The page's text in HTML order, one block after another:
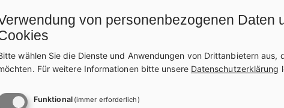
von personenbezogenen Daten
wählen Sie die Dienste und Anwendungen von Drittanbietern aus,
Für weitere Informationen bitte unsere Datenschutzerklärung
Funktional (immer erforderlich)